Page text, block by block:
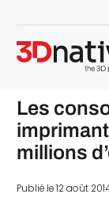
Les
millions
Publié le 12 août